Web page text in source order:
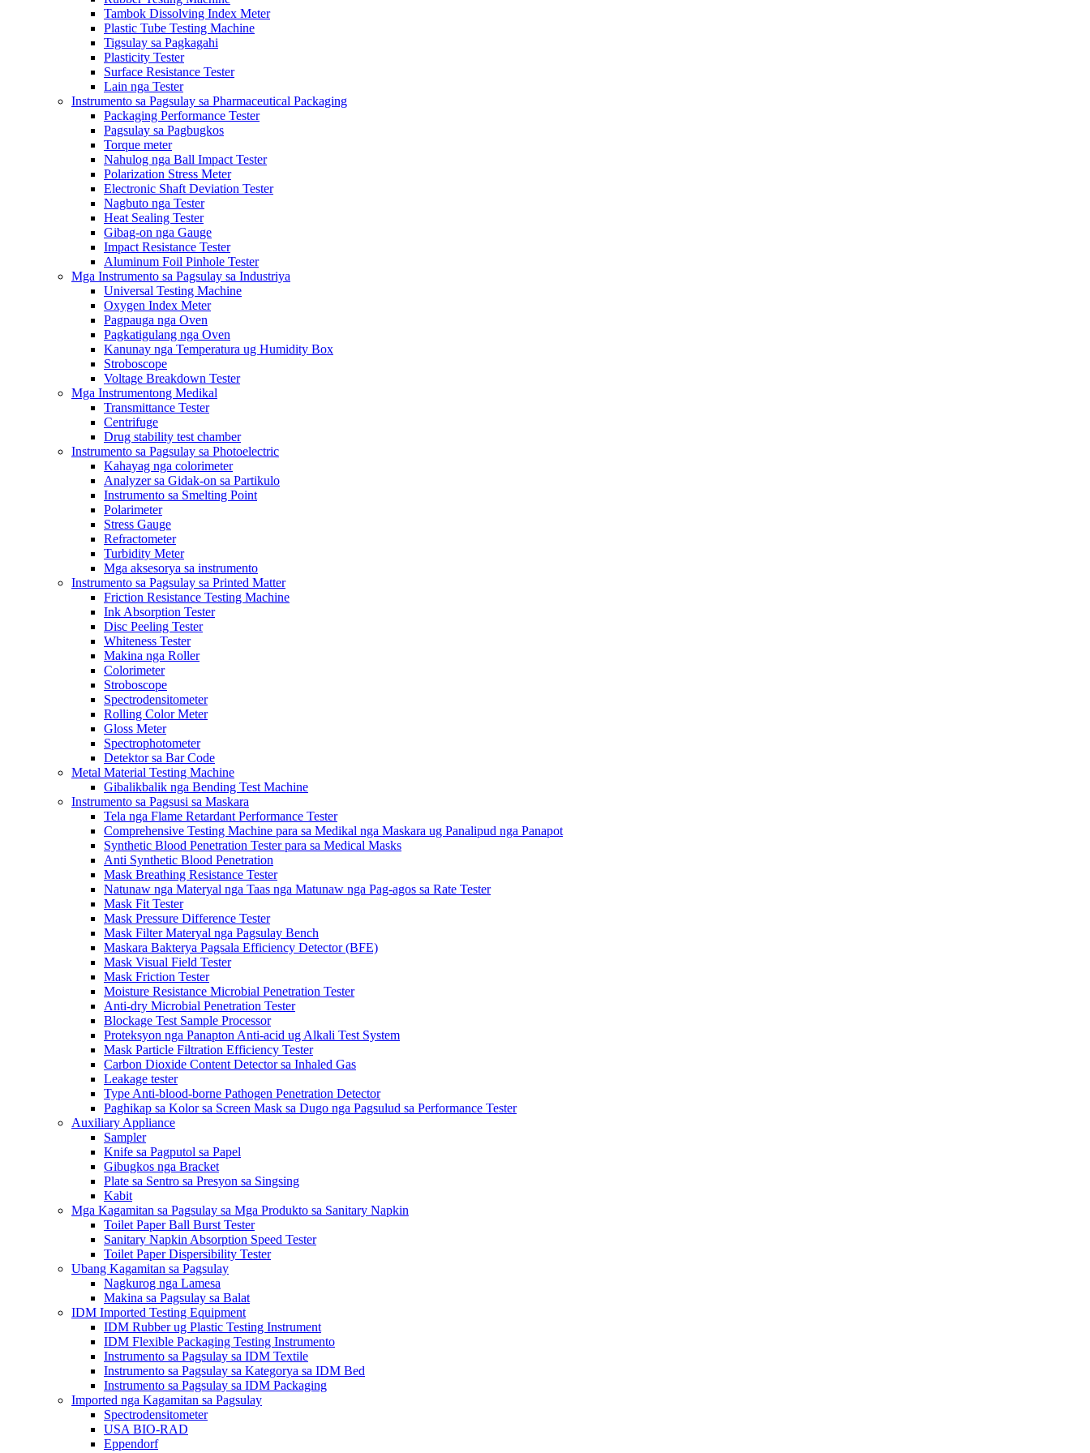
Tambok Dissolving Index Meter
Plastic Tube Testing Machine
Tigsulay sa Pagkagahi
Plasticity Tester
Surface Resistance Tester
Lain nga Tester
Instrumento sa Pagsulay sa Pharmaceutical Packaging
Packaging Performance Tester
Pagsulay sa Pagbugkos
Torque meter
Nahulog nga Ball Impact Tester
Polarization Stress Meter
Electronic Shaft Deviation Tester
Nagbuto nga Tester
Heat Sealing Tester
Gibag-on nga Gauge
Impact Resistance Tester
Aluminum Foil Pinhole Tester
Mga Instrumento sa Pagsulay sa Industriya
Universal Testing Machine
Oxygen Index Meter
Pagpauga nga Oven
Pagkatigulang nga Oven
Kanunay nga Temperatura ug Humidity Box
Stroboscope
Voltage Breakdown Tester
Mga Instrumentong Medikal
Transmittance Tester
Centrifuge
Drug stability test chamber
Instrumento sa Pagsulay sa Photoelectric
Kahayag nga colorimeter
Analyzer sa Gidak-on sa Partikulo
Instrumento sa Smelting Point
Polarimeter
Stress Gauge
Refractometer
Turbidity Meter
Mga aksesorya sa instrumento
Instrumento sa Pagsulay sa Printed Matter
Friction Resistance Testing Machine
Ink Absorption Tester
Disc Peeling Tester
Whiteness Tester
Makina nga Roller
Colorimeter
Stroboscope
Spectrodensitometer
Rolling Color Meter
Gloss Meter
Spectrophotometer
Detektor sa Bar Code
Metal Material Testing Machine
Gibalikbalik nga Bending Test Machine
Instrumento sa Pagsusi sa Maskara
Tela nga Flame Retardant Performance Tester
Comprehensive Testing Machine para sa Medikal nga Maskara ug Panalipud nga Panapot
Synthetic Blood Penetration Tester para sa Medical Masks
Anti Synthetic Blood Penetration
Mask Breathing Resistance Tester
Natunaw nga Materyal nga Taas nga Matunaw nga Pag-agos sa Rate Tester
Mask Fit Tester
Mask Pressure Difference Tester
Mask Filter Materyal nga Pagsulay Bench
Maskara Bakterya Pagsala Efficiency Detector (BFE)
Mask Visual Field Tester
Mask Friction Tester
Moisture Resistance Microbial Penetration Tester
Anti-dry Microbial Penetration Tester
Blockage Test Sample Processor
Proteksyon nga Panapton Anti-acid ug Alkali Test System
Mask Particle Filtration Efficiency Tester
Carbon Dioxide Content Detector sa Inhaled Gas
Leakage tester
Type Anti-blood-borne Pathogen Penetration Detector
Paghikap sa Kolor sa Screen Mask sa Dugo nga Pagsulud sa Performance Tester
Auxiliary Appliance
Sampler
Knife sa Pagputol sa Papel
Gibugkos nga Bracket
Plate sa Sentro sa Presyon sa Singsing
Kabit
Mga Kagamitan sa Pagsulay sa Mga Produkto sa Sanitary Napkin
Toilet Paper Ball Burst Tester
Sanitary Napkin Absorption Speed ​​Tester
Toilet Paper Dispersibility Tester
Ubang Kagamitan sa Pagsulay
Nagkurog nga Lamesa
Makina sa Pagsulay sa Balat
IDM Imported Testing Equipment
IDM Rubber ug Plastic Testing Instrument
IDM Flexible Packaging Testing Instrumento
Instrumento sa Pagsulay sa IDM Textile
Instrumento sa Pagsulay sa Kategorya sa IDM Bed
Instrumento sa Pagsulay sa IDM Packaging
Imported nga Kagamitan sa Pagsulay
Spectrodensitometer
USA BIO-RAD
Eppendorf